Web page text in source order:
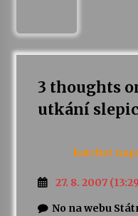
3 thoughts
utkání
hatchet
27. 8. 2007
No na webu